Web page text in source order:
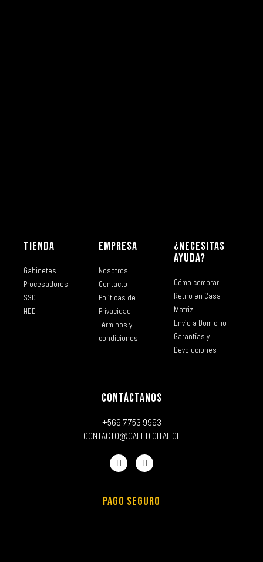
TIENDA
Gabinetes
Procesadores
SSD
HDD
EMPRESA
Nosotros
Contacto
Políticas de
Privacidad
Términos y
condiciones
¿NECESITAS
AYUDA?
Cómo comprar
Retiro en Casa
Matriz
Envío a Domicilio
Garantías y
Devoluciones
CONTÁCTANOS
+569 7753 9993
CONTACTO@CAFEDIGITAL.CL
PAGO SEGURO